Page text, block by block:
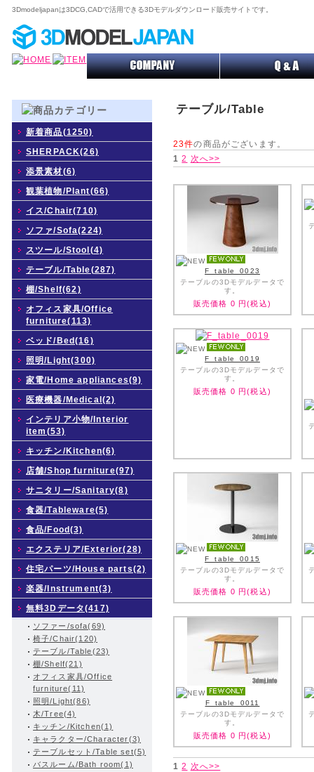
3Dmodeljapanは3DCG,CADで活用できる3Dモデルダウンロード販売サイトです。
新着商品(1250)
SHERPACK(26)
添景素材(6)
観葉植物/Plant(66)
イス/Chair(710)
ソファ/Sofa(224)
スツール/Stool(4)
テーブル/Table(287)
棚/Shelf(62)
オフィス家具/Office
furniture(113)
ベッド/Bed(16)
照明/Light(300)
家電/Home appliances(9)
医療機器/Medical(2)
インテリア小物/Interior
item(53)
キッチン/Kitchen(6)
店舗/Shop furniture(97)
サニタリー/Sanitary(8)
食器/Tableware(5)
食品/Food(3)
エクステリア/Exterior(28)
住宅パーツ/House parts(2)
楽器/Instrument(3)
無料3Dデータ(417)
ソファー/sofa(69)
椅子/Chair(120)
テーブル/Table(23)
棚/Shelf(21)
オフィス家具/Office
furniture(11)
照明/Light(86)
木/Tree(4)
キッチン/Kitchen(1)
キャラクター/Character(3)
テーブルセット/Table set(5)
バスルーム/Bath room(1)
テーブル/Table
23件の商品がございます。
1 2 次へ>>
F_table_0023
テーブルの3Dモデルデータで
す。
販売価格 0 円(税込)
F_table_0019
テーブルの3Dモデルデータで
す。
販売価格 0 円(税込)
F_table_0015
テーブルの3Dモデルデータで
す。
販売価格 0 円(税込)
F_table_0011
テーブルの3Dモデルデータで
す。
販売価格 0 円(税込)
1 2 次へ>>